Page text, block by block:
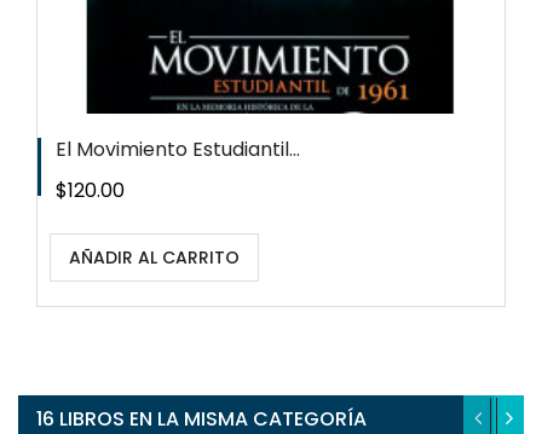
El Movimiento Estudiantil...
Precio
$120.00
AÑADIR AL CARRITO
16 LIBROS EN LA MISMA CATEGORÍA